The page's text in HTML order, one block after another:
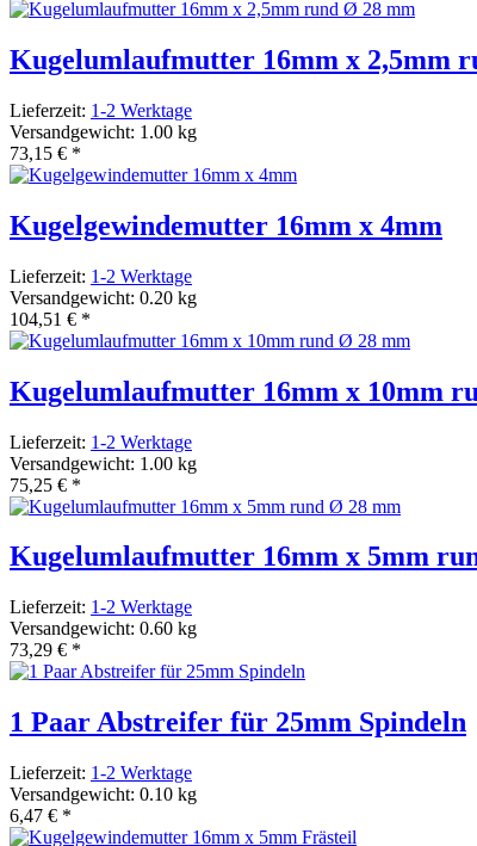
Kugelumlaufmutter 16mm x 2,5mm
Lieferzeit: 1-2 Werktage
Versandgewicht: 1.00 kg
73,15 € *
Kugelgewindemutter 16mm x 4mm
Lieferzeit: 1-2 Werktage
Versandgewicht: 0.20 kg
104,51 € *
Kugelumlaufmutter 16mm x 10mm
Lieferzeit: 1-2 Werktage
Versandgewicht: 1.00 kg
75,25 € *
Kugelumlaufmutter 16mm x 5mm
Lieferzeit: 1-2 Werktage
Versandgewicht: 0.60 kg
73,29 € *
1 Paar Abstreifer für 25mm Spindeln
Lieferzeit: 1-2 Werktage
Versandgewicht: 0.10 kg
6,47 € *